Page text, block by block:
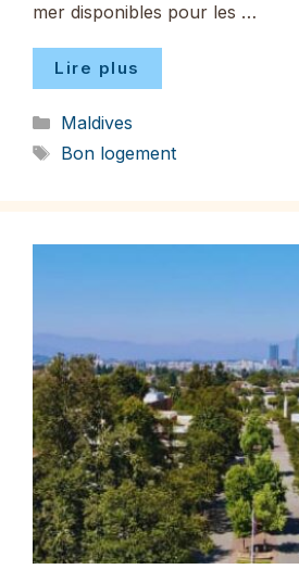
mer disponibles pour les …
Lire plus
Catégories
Maldives
Étiquettes
Bon logement